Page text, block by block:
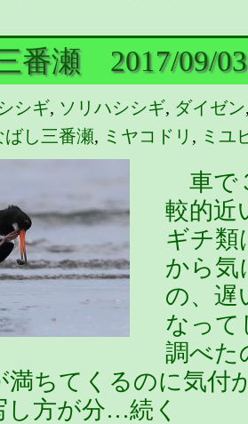
番瀬 2017/09/
シギ, ソリハシシギ, ダイゼン
ばし三番瀬, ミヤコドリ , ミユ
車で
較的近
ギチ類
から気
の、遅
なっ
調べた
満ちてくるのに気
し方が分…続く